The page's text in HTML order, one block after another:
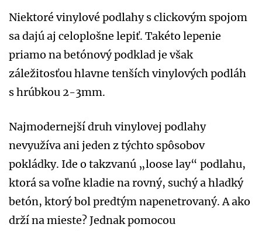
Niektoré vinylové podlahy s clickovým spojom
sa dajú aj celoplošne lepiť. Takéto lepenie
priamo na betónový podklad je však
záležitosťou hlavne tenších vinylových podláh
s hrúbkou 2-3mm.
Najmodernejší druh vinylovej podlahy
nevyužíva ani jeden z týchto spôsobov
pokládky. Ide o takzvanú „loose lay“ podlahu,
ktorá sa voľne kladie na rovný, suchý a hladký
betón, ktorý bol predtým napenetrovaný. A ako
drží na mieste? Jednak pomocou